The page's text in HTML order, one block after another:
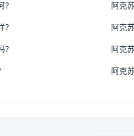
阿克
阿克
阿克
阿克